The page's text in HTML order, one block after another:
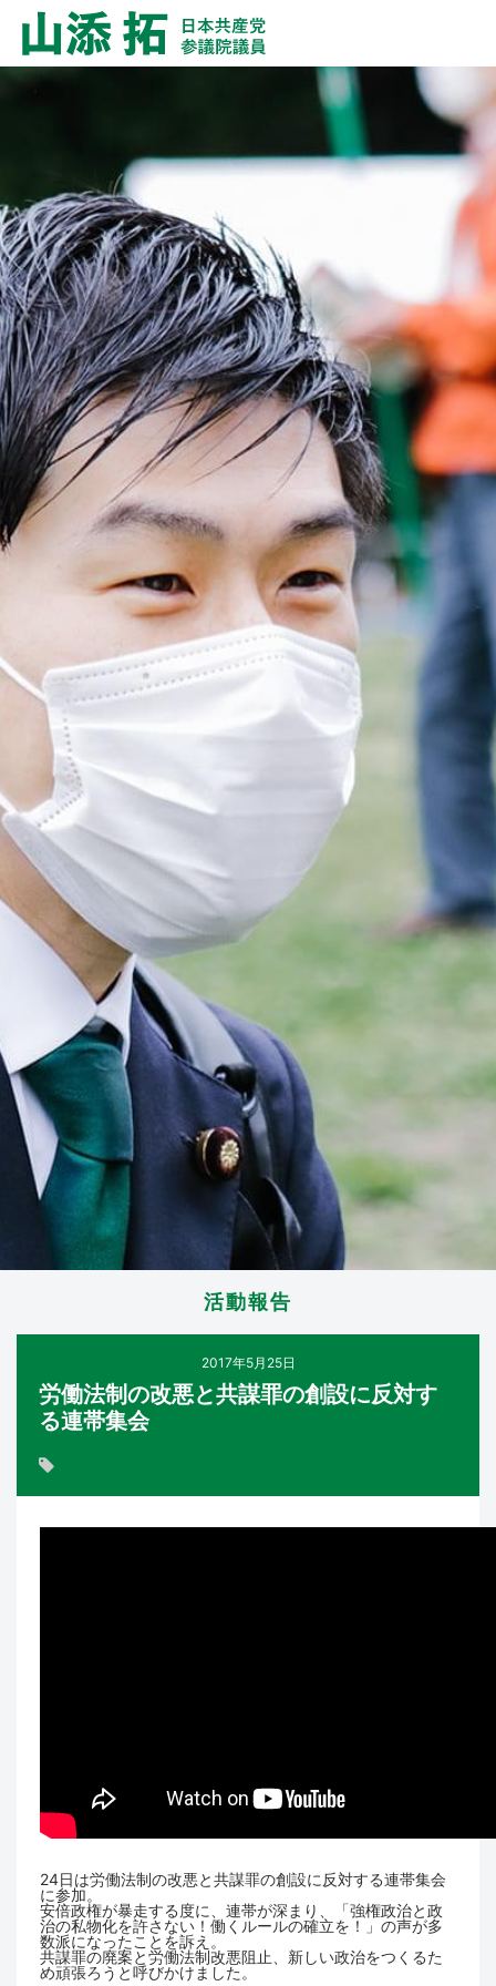
活動報告
2017年5月25日
労働法制の改悪と共謀罪の創設に反対す
る連帯集会
24日は労働法制の改悪と共謀罪の創設に反対する連帯集会
に参加。
安倍政権が暴走する度に、連帯が深まり、「強権政治と政
治の私物化を許さない！働くルールの確立を！」の声が多
数派になったことを訴え。
共謀罪の廃案と労働法制改悪阻止、新しい政治をつくるた
め頑張ろうと呼びかけました。